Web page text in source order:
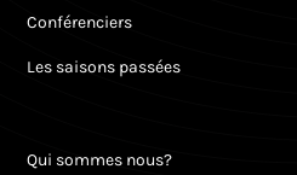
Conférenciers
Les saisons passées
Qui sommes nous?